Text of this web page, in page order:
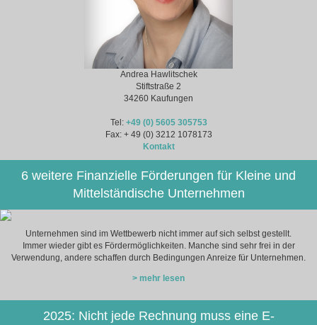
Andrea Hawlitschek
Stiftstraße 2
34260 Kaufungen
Tel: +49 (0) 5605 305753
Fax: + 49 (0) 3212 1078173
Kontakt
6 weitere Finanzielle Förderungen für Kleine und
Mittelständische Unternehmen
Unternehmen sind im Wettbewerb nicht immer auf sich selbst gestellt.
Immer wieder gibt es Fördermöglichkeiten. Manche sind sehr frei in der
Verwendung, andere schaffen durch Bedingungen Anreize für Unternehmen.
> mehr lesen
2025: Nicht jede Rechnung muss eine E-